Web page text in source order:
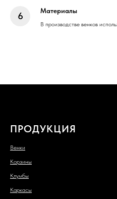
Материалы
В производстве венков
ПРОДУКЦИЯ
Венки
Корзины
Клумбы
Каркасы